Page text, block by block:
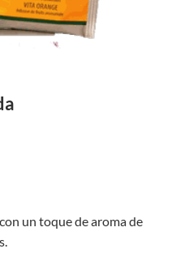
un toque de aroma de